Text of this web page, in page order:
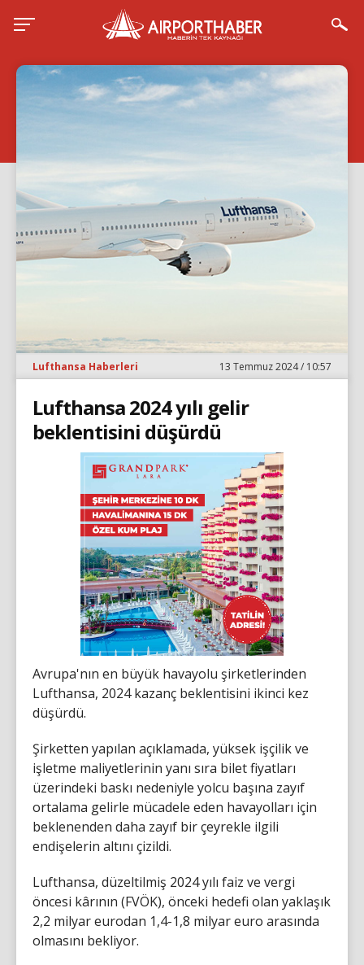
Lufthansa Haberleri 13 Temmuz 2024 / 10:57
Lufthansa 2024 yılı gelir
beklentisini düşürdü
Avrupa'nın en büyük havayolu şirketlerinden
Lufthansa, 2024 kazanç beklentisini ikinci kez
düşürdü.
Şirketten yapılan açıklamada, yüksek işçilik ve
işletme maliyetlerinin yanı sıra bilet fiyatları
üzerindeki baskı nedeniyle yolcu başına zayıf
ortalama gelirle mücadele eden havayolları için
beklenenden daha zayıf bir çeyrekle ilgili
endişelerin altını çizildi.
Lufthansa, düzeltilmiş 2024 yılı faiz ve vergi
öncesi kârının (FVÖK), önceki hedefi olan yaklaşık
2,2 milyar eurodan 1,4-1,8 milyar euro arasında
olmasını bekliyor.